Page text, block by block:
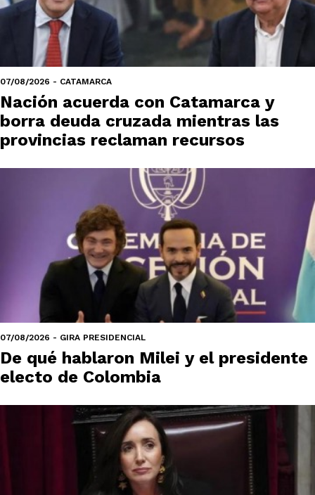
07/08/2026 - CATAMARCA
Nación acuerda con Catamarca y
borra deuda cruzada mientras las
provincias reclaman recursos
07/08/2026 - GIRA PRESIDENCIAL
De qué hablaron Milei y el presidente
electo de Colombia